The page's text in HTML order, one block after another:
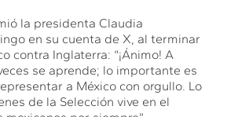
la presidenta Claudia
en su cuenta de X, al terminar
contra Inglaterra: “¡Ánimo! A
se aprende; lo importante es
a México con orgullo. Lo
de la Selección vive en el